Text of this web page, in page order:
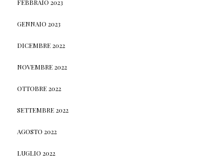
FEBBRAIO 2023
GENNAIO 2023
DICEMBRE 2022
NOVEMBRE 2022
OTTOBRE 2022
SETTEMBRE 2022
AGOSTO 2022
LUGLIO 2022